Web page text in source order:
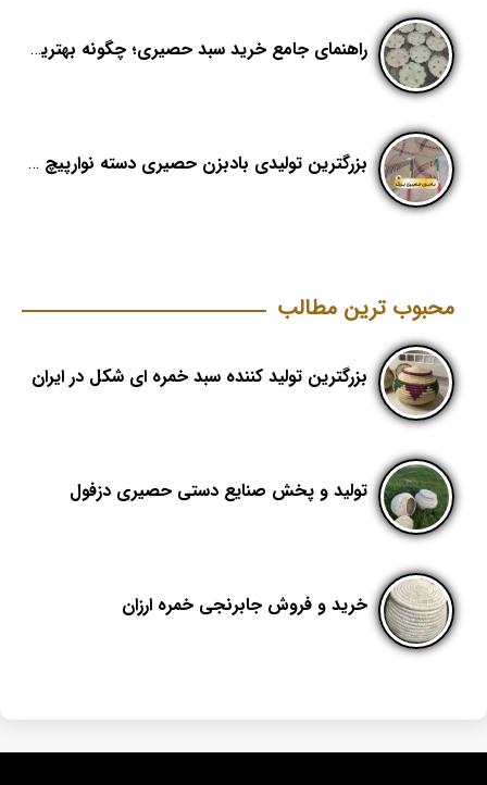
راهنمای جامع خرید سبد حصیری؛ چگونه بهترین کیفیت را در «هدیکا» تشخیص دهیم؟
بزرگترین تولیدی بادبزن حصیری دسته نوارپیچ در ایران با اسم برند هدیکا
محبوب ترین مطالب
بزرگترین تولید کننده سبد خمره ای شکل در ایران
تولید و پخش صنایع دستی حصیری دزفول
خرید و فروش جابرنجی خمره ارزان